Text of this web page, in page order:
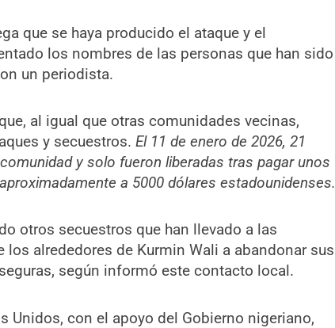
que se haya producido el ataque y el
los nombres de las personas que han sido
un periodista.
al igual que otras comunidades vecinas,
y secuestros. El 11 de enero de 2026, 21
y solo fueron liberadas tras pagar unos
a 5000 dólares estadounidenses.
otros secuestros que han llevado a las
alrededores de Kurmin Wali a abandonar sus
según informó este contacto local.
Unidos, con el apoyo del Gobierno nigeriano,